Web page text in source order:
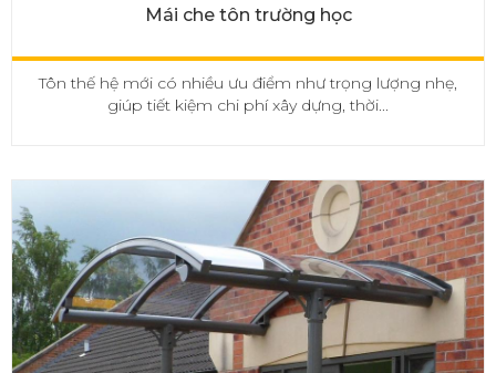
Mái che tôn trường học
Tôn thế hệ mới có nhiều ưu điểm như trọng lượng nhẹ,
giúp tiết kiệm chi phí xây dựng, thời...